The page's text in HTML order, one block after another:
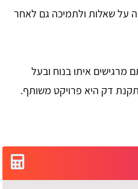
על שאלות ולתמיכה גם לאחר
מרגישים איתו בנוח ובעל
דק היא פרויקט משותף.